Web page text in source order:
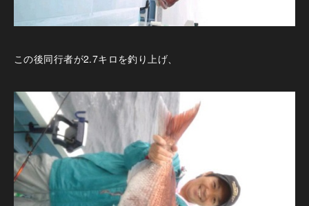
この後同行者が2.7キロを釣り上げ、